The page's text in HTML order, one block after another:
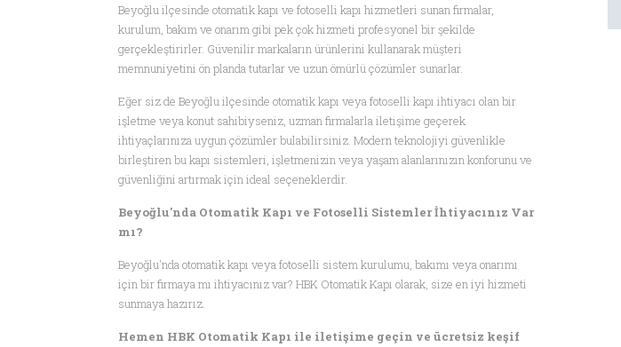
Beyoğlu ilçesinde otomatik kapı ve fotoselli kapı hizmetleri sunan firmalar,
kurulum, bakım ve onarım gibi pek çok hizmeti profesyonel bir şekilde
gerçekleştirirler. Güvenilir markaların ürünlerini kullanarak müşteri
memnuniyetini ön planda tutarlar ve uzun ömürlü çözümler sunarlar.
Eğer siz de Beyoğlu ilçesinde otomatik kapı veya fotoselli kapı ihtiyacı olan bir
işletme veya konut sahibiyseniz, uzman firmalarla iletişime geçerek
ihtiyaçlarınıza uygun çözümler bulabilirsiniz. Modern teknolojiyi güvenlikle
birleştiren bu kapı sistemleri, işletmenizin veya yaşam alanlarınızın konforunu ve
güvenliğini artırmak için ideal seçeneklerdir.
Beyoğlu'nda Otomatik Kapı ve Fotoselli Sistemler İhtiyacınız Var
mı?
Beyoğlu'nda otomatik kapı veya fotoselli sistem kurulumu, bakımı veya onarımı
için bir firmaya mı ihtiyacınız var? HBK Otomatik Kapı olarak, size en iyi hizmeti
sunmaya hazırız.
Hemen HBK Otomatik Kapı ile iletişime geçin ve ücretsiz keşif